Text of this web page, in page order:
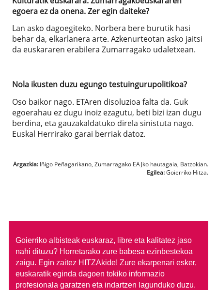
egoera ez da onena. Zer egin daiteke?
Lan asko dagoegiteko. Norbera bere burutik hasi
behar da, elkarlanera arte. Azkenurteotan asko jaitsi
da euskararen erabilera Zumarragako udaletxean.
Nola ikusten duzu egungo testuingurupolitikoa?
Oso baikor nago. ETAren disoluzioa falta da. Guk
egoerahau ez dugu inoiz ezagutu, beti bizi izan dugu
berdina, eta gauzakaldatuko direla sinistuta nago.
Euskal Herrirako garai berriak datoz.
Argazkia: Iñigo Peñagarikano, Zumarragako EAJko hautagaia, Batzokian.
Egilea:Goierriko Hitza.
Goierriko albisteak euskaraz, libre eta kalitatez jaso
nahi dituzu? Horretarako zure babesa ezinbestekoa
zaigu. Egin zaitez HITZAkide! Zure ekarpenari esker,
euskaratik eginda dagoen tokiko informazio
profesionala garatzen eta indartzen lagunduko duzu.